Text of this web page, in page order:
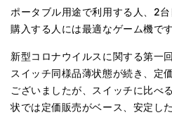
ポータブル用途で利用する人、2
購入する人には最適なゲーム機です
新型コロナウイルスに関する第一
スイッチ同様品薄状態が続き、定
ございましたが、スイッチに比べ
状では定価販売がベース、安定し